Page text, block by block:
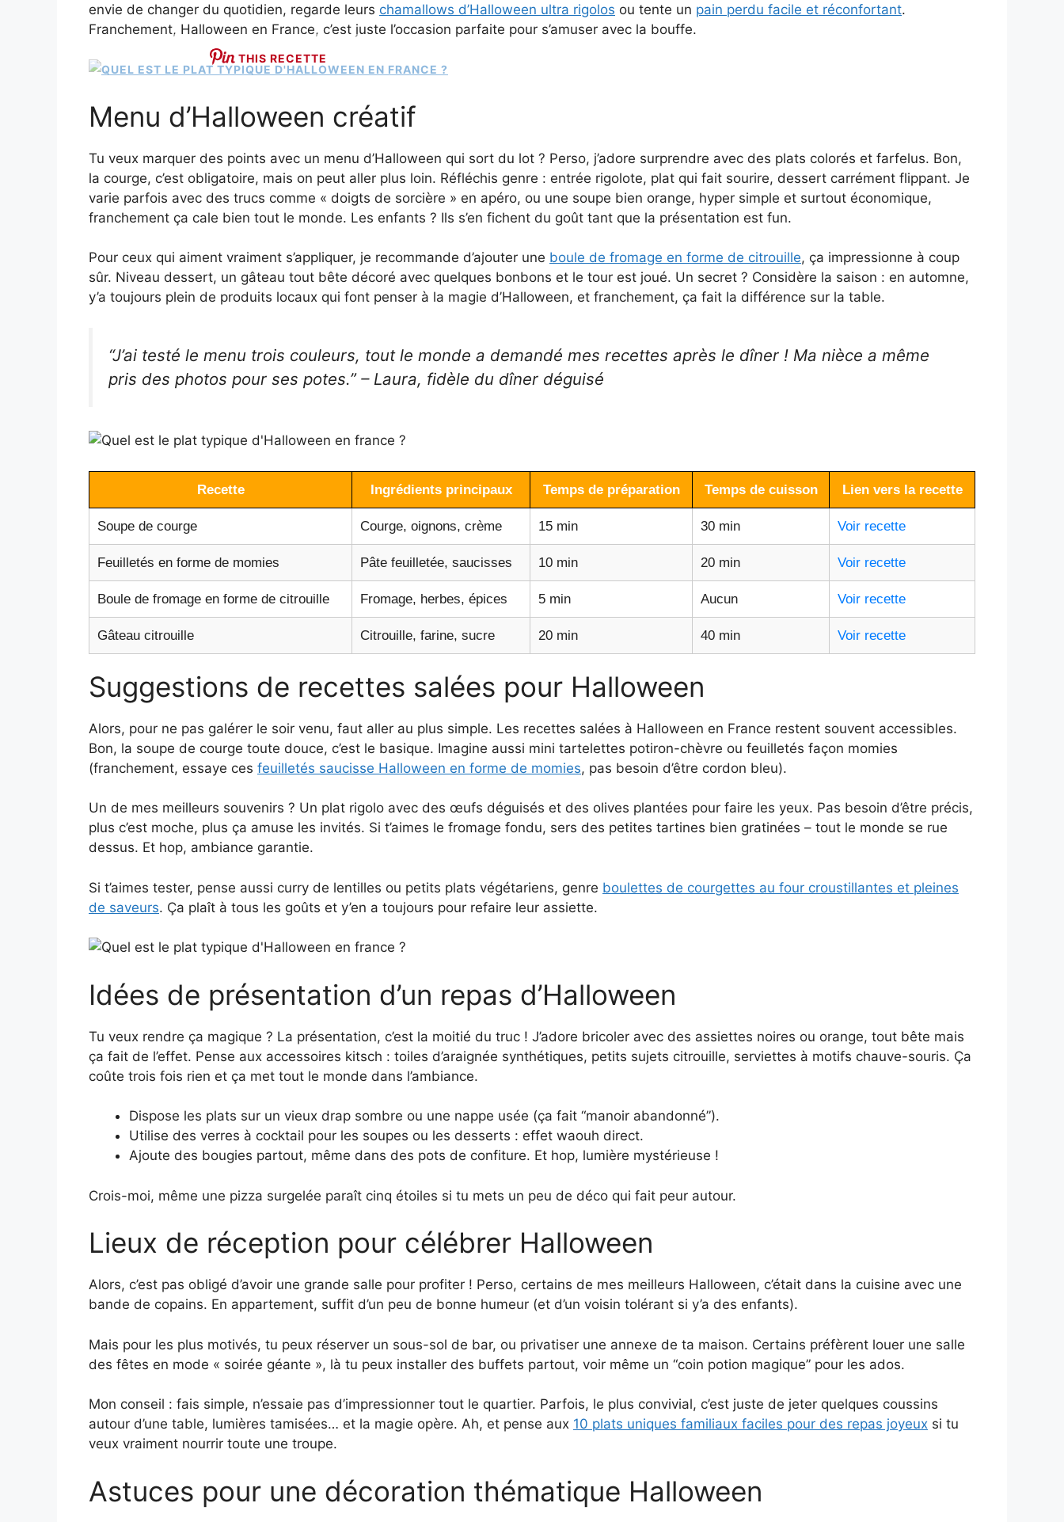
envie de changer du quotidien, regarde leurs chamallows d’Halloween ultra rigolos ou tente un pain perdu facile et réconfortant.
Franchement, Halloween en France, c’est juste l’occasion parfaite pour s’amuser avec la bouffe.
THIS RECETTE
Menu d’Halloween créatif
Tu veux marquer des points avec un menu d’Halloween qui sort du lot ? Perso, j’adore surprendre avec des plats colorés et farfelus. Bon,
la courge, c’est obligatoire, mais on peut aller plus loin. Réfléchis genre : entrée rigolote, plat qui fait sourire, dessert carrément flippant. Je
varie parfois avec des trucs comme « doigts de sorcière » en apéro, ou une soupe bien orange, hyper simple et surtout économique,
franchement ça cale bien tout le monde. Les enfants ? Ils s’en fichent du goût tant que la présentation est fun.
Pour ceux qui aiment vraiment s’appliquer, je recommande d’ajouter une boule de fromage en forme de citrouille, ça impressionne à coup
sûr. Niveau dessert, un gâteau tout bête décoré avec quelques bonbons et le tour est joué. Un secret ? Considère la saison : en automne,
y’a toujours plein de produits locaux qui font penser à la magie d’Halloween, et franchement, ça fait la différence sur la table.
“J’ai testé le menu trois couleurs, tout le monde a demandé mes recettes après le dîner ! Ma nièce a même
pris des photos pour ses potes.” – Laura, fidèle du dîner déguisé
Recette Ingrédients principaux Temps de préparation Temps de cuisson Lien vers la recette
Soupe de courge Courge, oignons, crème 15 min 30 min Voir recette
Feuilletés en forme de momies Pâte feuilletée, saucisses 10 min 20 min Voir recette
Boule de fromage en forme de citrouille Fromage, herbes, épices 5 min Aucun Voir recette
Gâteau citrouille Citrouille, farine, sucre 20 min 40 min Voir recette
Suggestions de recettes salées pour Halloween
Alors, pour ne pas galérer le soir venu, faut aller au plus simple. Les recettes salées à Halloween en France restent souvent accessibles.
Bon, la soupe de courge toute douce, c’est le basique. Imagine aussi mini tartelettes potiron-chèvre ou feuilletés façon momies
(franchement, essaye ces feuilletés saucisse Halloween en forme de momies, pas besoin d’être cordon bleu).
Un de mes meilleurs souvenirs ? Un plat rigolo avec des œufs déguisés et des olives plantées pour faire les yeux. Pas besoin d’être précis,
plus c’est moche, plus ça amuse les invités. Si t’aimes le fromage fondu, sers des petites tartines bien gratinées – tout le monde se rue
dessus. Et hop, ambiance garantie.
Si t’aimes tester, pense aussi curry de lentilles ou petits plats végétariens, genre boulettes de courgettes au four croustillantes et pleines
de saveurs. Ça plaît à tous les goûts et y’en a toujours pour refaire leur assiette.
Idées de présentation d’un repas d’Halloween
Tu veux rendre ça magique ? La présentation, c’est la moitié du truc ! J’adore bricoler avec des assiettes noires ou orange, tout bête mais
ça fait de l’effet. Pense aux accessoires kitsch : toiles d’araignée synthétiques, petits sujets citrouille, serviettes à motifs chauve-souris. Ça
coûte trois fois rien et ça met tout le monde dans l’ambiance.
Dispose les plats sur un vieux drap sombre ou une nappe usée (ça fait “manoir abandonné”).
Utilise des verres à cocktail pour les soupes ou les desserts : effet waouh direct.
Ajoute des bougies partout, même dans des pots de confiture. Et hop, lumière mystérieuse !
Crois-moi, même une pizza surgelée paraît cinq étoiles si tu mets un peu de déco qui fait peur autour.
Lieux de réception pour célébrer Halloween
Alors, c’est pas obligé d’avoir une grande salle pour profiter ! Perso, certains de mes meilleurs Halloween, c’était dans la cuisine avec une
bande de copains. En appartement, suffit d’un peu de bonne humeur (et d’un voisin tolérant si y’a des enfants).
Mais pour les plus motivés, tu peux réserver un sous-sol de bar, ou privatiser une annexe de ta maison. Certains préfèrent louer une salle
des fêtes en mode « soirée géante », là tu peux installer des buffets partout, voir même un “coin potion magique” pour les ados.
Mon conseil : fais simple, n’essaie pas d’impressionner tout le quartier. Parfois, le plus convivial, c’est juste de jeter quelques coussins
autour d’une table, lumières tamisées… et la magie opère. Ah, et pense aux 10 plats uniques familiaux faciles pour des repas joyeux si tu
veux vraiment nourrir toute une troupe.
Astuces pour une décoration thématique Halloween